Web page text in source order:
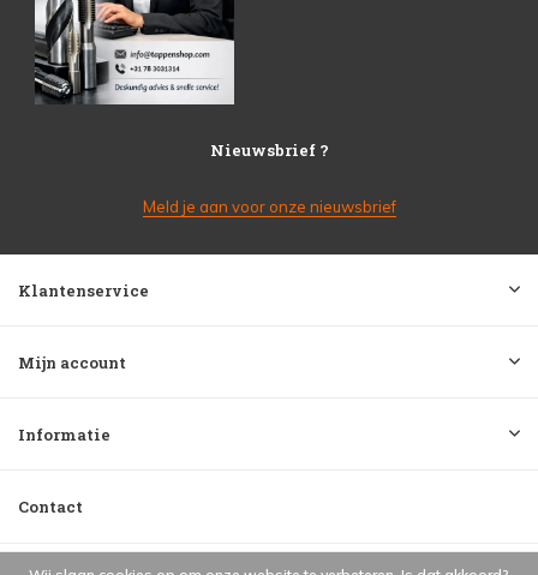
Nieuwsbrief ?
Meld je aan voor onze nieuwsbrief
Klantenservice
Mijn account
Informatie
Contact